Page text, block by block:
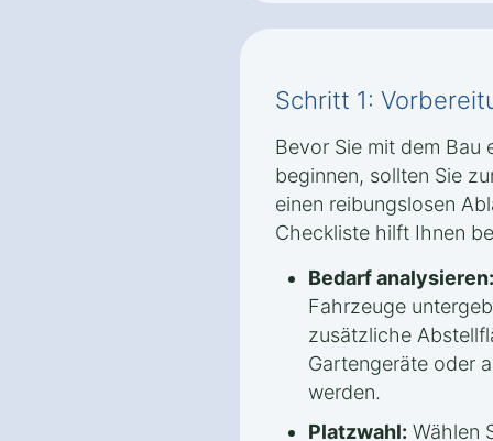
Schritt 1:
Bevor Sie mit dem Bau
beginnen, sollten Sie
einen reibungslosen
Checkliste hilft Ihnen
Bedarf analysieren:
Fahrzeuge
zusätzliche
Gartengeräte oder
werden.
Platzwahl: Wählen